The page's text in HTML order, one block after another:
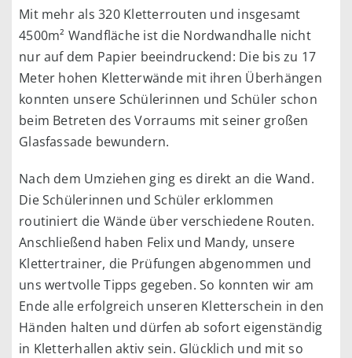
Mit mehr als 320 Kletterrouten und insgesamt
4500m² Wandfläche ist die Nordwandhalle nicht
nur auf dem Papier beeindruckend: Die bis zu 17
Meter hohen Kletterwände mit ihren Überhängen
konnten unsere Schülerinnen und Schüler schon
beim Betreten des Vorraums mit seiner großen
Glasfassade bewundern.
Nach dem Umziehen ging es direkt an die Wand.
Die Schülerinnen und Schüler erklommen
routiniert die Wände über verschiedene Routen.
Anschließend haben Felix und Mandy, unsere
Klettertrainer, die Prüfungen abgenommen und
uns wertvolle Tipps gegeben. So konnten wir am
Ende alle erfolgreich unseren Kletterschein in den
Händen halten und dürfen ab sofort eigenständig
in Kletterhallen aktiv sein. Glücklich und mit so